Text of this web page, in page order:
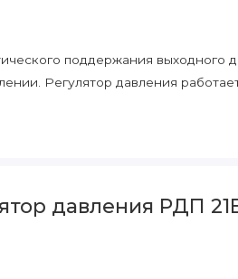
поддержания выходного
Регулятор давления
давления РДП